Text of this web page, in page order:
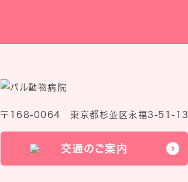
〒168-0064 東京都杉並区永福3-51-13
交通のご案内